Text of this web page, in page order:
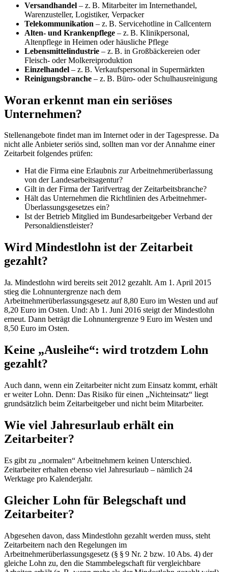
Versandhandel – z. B. Mitarbeiter im Internethandel,
Warenzusteller, Logistiker, Verpacker
Telekommunikation – z. B. Servicehotline in Callcentern
Alten- und Krankenpflege – z. B. Klinikpersonal,
Altenpflege in Heimen oder häusliche Pflege
Lebensmittelindustrie – z. B. in Großbäckereien oder
Fleisch- oder Molkereiproduktion
Einzelhandel – z. B. Verkaufspersonal in Supermärkten
Reinigungsbranche – z. B. Büro- oder Schulhausreinigung
Woran erkennt man ein seriöses
Unternehmen?
Stellenangebote findet man im Internet oder in der Tagespresse. Da
nicht alle Anbieter seriös sind, sollten man vor der Annahme einer
Zeitarbeit folgendes prüfen:
Hat die Firma eine Erlaubnis zur Arbeitnehmerüberlassung
von der Landesarbeitsagentur?
Gilt in der Firma der Tarifvertrag der Zeitarbeitsbranche?
Hält das Unternehmen die Richtlinien des Arbeitnehmer-
Überlassungsgesetzes ein?
Ist der Betrieb Mitglied im Bundesarbeitgeber Verband der
Personaldienstleister?
Wird Mindestlohn ist der Zeitarbeit
gezahlt?
Ja. Mindestlohn wird bereits seit 2012 gezahlt. Am 1. April 2015
stieg die Lohnuntergrenze nach dem
Arbeitnehmerüberlassungsgesetz auf 8,80 Euro im Westen und auf
8,20 Euro im Osten. Und: Ab 1. Juni 2016 steigt der Mindestlohn
erneut. Dann beträgt die Lohnuntergrenze 9 Euro im Westen und
8,50 Euro im Osten.
Keine „Ausleihe“: wird trotzdem Lohn
gezahlt?
Auch dann, wenn ein Zeitarbeiter nicht zum Einsatz kommt, erhält
er weiter Lohn. Denn: Das Risiko für einen „Nichteinsatz“ liegt
grundsätzlich beim Zeitarbeitgeber und nicht beim Mitarbeiter.
Wie viel Jahresurlaub erhält ein
Zeitarbeiter?
Es gibt zu „normalen“ Arbeitnehmern keinen Unterschied.
Zeitarbeiter erhalten ebenso viel Jahresurlaub – nämlich 24
Werktage pro Kalenderjahr.
Gleicher Lohn für Belegschaft und
Zeitarbeiter?
Abgesehen davon, dass Mindestlohn gezahlt werden muss, steht
Zeitarbeitern nach den Regelungen im
Arbeitnehmerüberlassungsgesetz (§ § 9 Nr. 2 bzw. 10 Abs. 4) der
gleiche Lohn zu, den die Stammbelegschaft für vergleichbare